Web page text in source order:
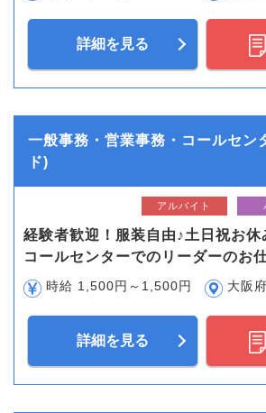
詳細を見る
一般事務・営業事務・コールセン
ド)
アルバイト
経験者歓迎！服装自由♪土日祝お
コールセンターでのリーダーのお
時給 1,500円～1,500円 大阪
詳細を見る